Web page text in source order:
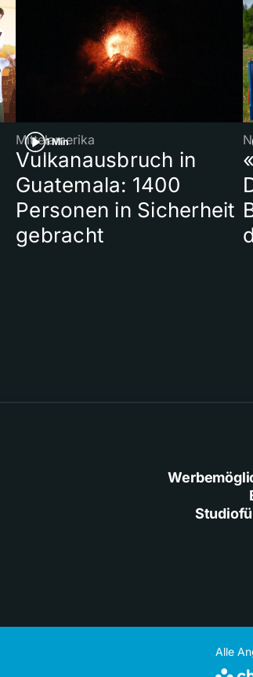
1 Min
Mittelamerika
Vulkanausbruch in
Guatemala: 1400
Personen in Sicherheit
gebracht
Alle